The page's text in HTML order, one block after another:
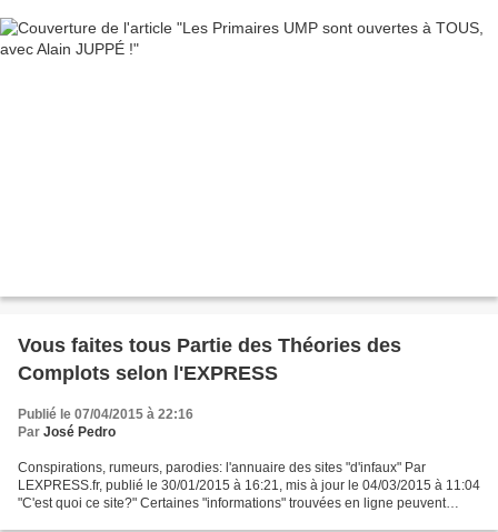
Vous faites tous Partie des Théories des
Complots selon l'EXPRESS
Publié le 07/04/2015 à 22:16
Par José Pedro
Conspirations, rumeurs, parodies: l'annuaire des sites "d'infaux" Par
LEXPRESS.fr, publié le 30/01/2015 à 16:21, mis à jour le 04/03/2015 à 11:04
"C'est quoi ce site?" Certaines "informations" trouvées en ligne peuvent